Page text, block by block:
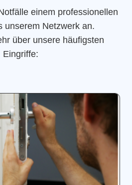
einem professionellen
unserem Netzwerk an.
über unsere häufigsten
Eingriffe: